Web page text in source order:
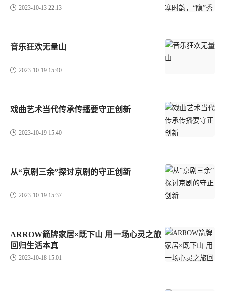
2023-10-13 22:13
音乐狂欢无量山
2023-10-19 15:40
戏曲艺术当代传承传播要守正创新
2023-10-19 15:40
从“京剧三余”探讨京剧的守正创新
2023-10-19 15:37
ARROW箭牌家居×既下山 用一场心灵之旅
回归生活本真
2023-10-18 15:01